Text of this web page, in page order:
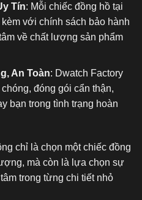
Tín: Mỗi chiếc đồng hồ tại
với chính sách bảo hành
về chất lượng sản phẩm
An Toàn: Dwatch Factory
đóng gói cẩn thận,
bạn trong tình trạng hoàn
chỉ là chọn một chiếc đồng
mà còn là lựa chọn sự
trong từng chi tiết nhỏ